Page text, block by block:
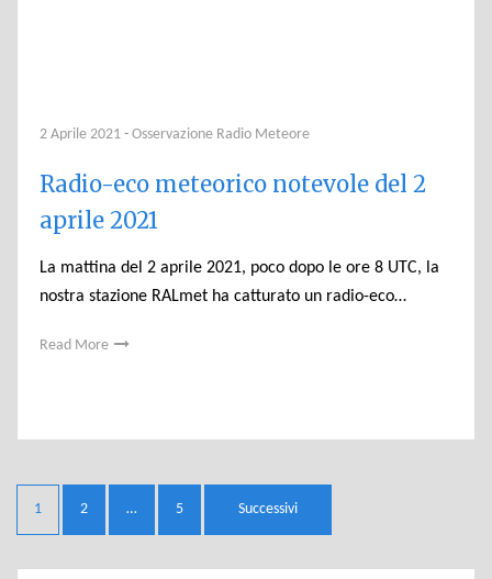
2 Aprile 2021 - Osservazione Radio Meteore
Radio-eco meteorico notevole del 2
aprile 2021
La mattina del 2 aprile 2021, poco dopo le ore 8 UTC, la
nostra stazione RALmet ha catturato un radio-eco…
Read More
Navigazione
articoli
1 2 … 5 Successivi